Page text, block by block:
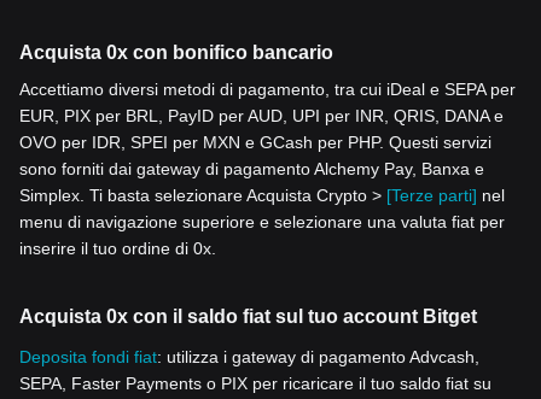
Acquista 0x con bonifico bancario
Accettiamo diversi metodi di pagamento, tra cui iDeal e SEPA per
EUR, PIX per BRL, PayID per AUD, UPI per INR, QRIS, DANA e
OVO per IDR, SPEI per MXN e GCash per PHP. Questi servizi
sono forniti dai gateway di pagamento Alchemy Pay, Banxa e
Simplex. Ti basta selezionare Acquista Crypto > [Terze parti] nel
menu di navigazione superiore e selezionare una valuta fiat per
inserire il tuo ordine di 0x.
Acquista 0x con il saldo fiat sul tuo account Bitget
Deposita fondi fiat: utilizza i gateway di pagamento Advcash,
SEPA, Faster Payments o PIX per ricaricare il tuo saldo fiat su